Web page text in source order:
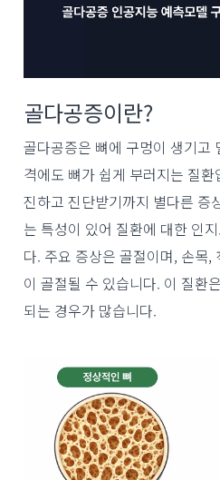
골다공증이란?
골다공증은 뼈에 구멍이 생기고
격에도 뼈가 쉽게 부러지는 질
진하고 진단받기까지 별다른 증
는 특성이 있어 질환에 대한 인
다. 주요 증상은 골절이며, 손목,
이 골절될 수 있습니다. 이 질환
되는 경우가 많습니다.